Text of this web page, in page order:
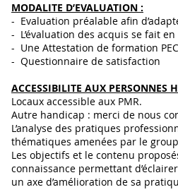
MODALITE D’EVALUATION :
- Evaluation préalable afin
- L’évaluation des acquis se fait
- Une Attestation de formation PEC
- Questionnaire de satisfaction
ACCESSIBILITE AUX PERSONNES
Locaux accessible aux PMR.
Autre handicap : merci de nous
L’analyse des pratiques
thématiques amenées par le
Les objectifs et le contenu
connaissance permettant
un axe d’amélioration de sa